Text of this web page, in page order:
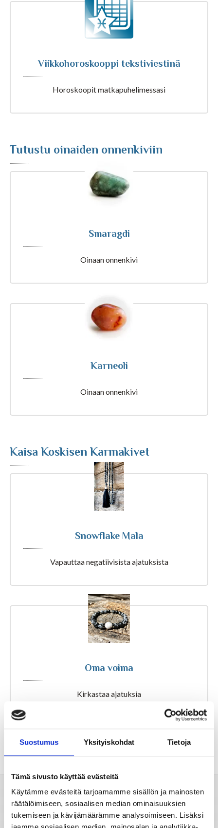
Suostumus Yksityiskohdat Tietoja
Tämä sivusto käyttää evästeitä
Käytämme evästeitä tarjoamamme sisällön ja mainosten
räätälöimiseen, sosiaalisen median ominaisuuksien
tukemiseen ja kävijämäärämme analysoimiseen. Lisäksi
Kaikki Tajunnanvirta palvelut
Tajunnanvirta Numerologi
Tajunnanvirta Tarotpöytä
Tajunnanvirta Päivänväri
Tulkinta unesta
Henkimaailma
Numerologia
Tarot
Viikkohoroskooppi tekstiviestinä
Horoskoopit matkapuhelimessasi
Tutustu oinaiden onnenkiviin
Smaragdi
Oinaan onnenkivi
Karneoli
Oinaan onnenkivi
Kaisa Koskisen Karmakivet
Snowflake Mala
Vapauttaa negatiivisista ajatuksista
Oma voima
Kirkastaa ajatuksia
Valitse horoskooppi